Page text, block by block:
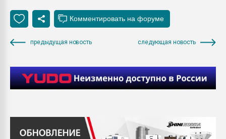
предыдущая новость следующая новость